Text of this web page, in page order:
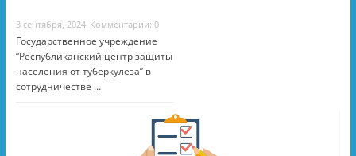
3 сентября, 2024 Комментарии: 0
Государственное учреждение
“Республиканский центр защиты
населения от туберкулеза” в
сотрудничестве …